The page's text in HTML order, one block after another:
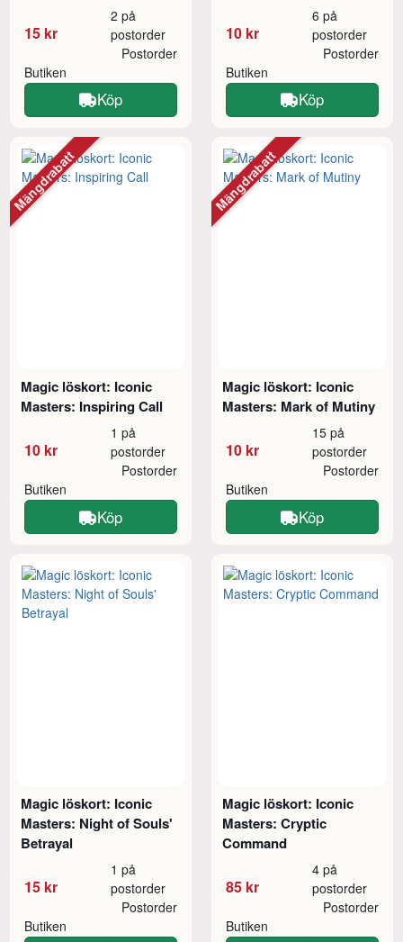
15 kr
2 på
postorder
Butiken
Postorder
Köp
10 kr
6 på
postorder
Butiken
Postorder
Köp
Magic löskort: Iconic
Masters: Inspiring Call
10 kr
1 på
postorder
Butiken
Postorder
Köp
Mängdrabatt
Magic löskort: Iconic
Masters: Mark of Mutiny
10 kr
15 på
postorder
Butiken
Postorder
Köp
Mängdrabatt
Magic löskort: Iconic
Masters: Night of Souls'
Betrayal
15 kr
1 på
postorder
Butiken
Postorder
Magic löskort: Iconic
Masters: Cryptic
Command
85 kr
4 på
postorder
Butiken
Postorder